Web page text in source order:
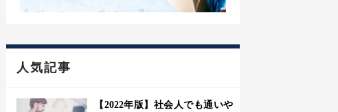
人気記事
【2022年版】社会人でも通いや